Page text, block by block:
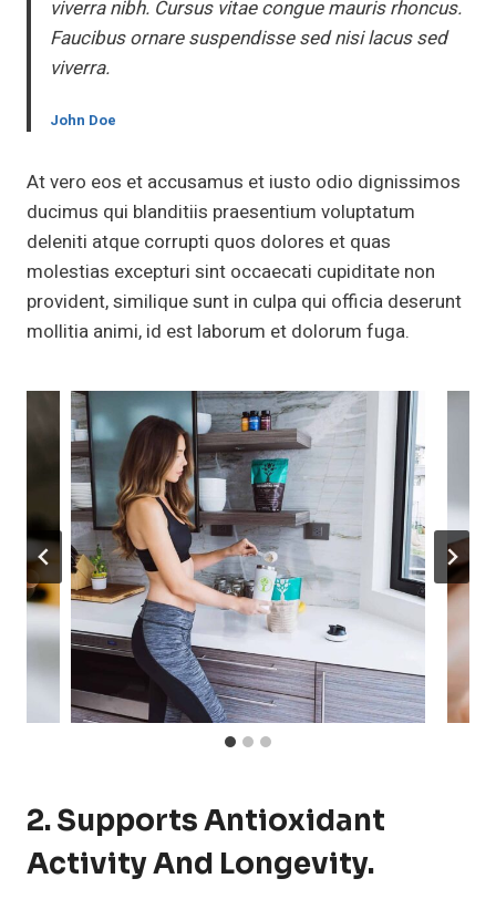
viverra nibh. Cursus vitae congue mauris rhoncus.
Faucibus ornare suspendisse sed nisi lacus sed
viverra.
John Doe
At vero eos et accusamus et iusto odio dignissimos
ducimus qui blanditiis praesentium voluptatum
deleniti atque corrupti quos dolores et quas
molestias excepturi sint occaecati cupiditate non
provident, similique sunt in culpa qui officia deserunt
mollitia animi, id est laborum et dolorum fuga.
2. Supports Antioxidant
Activity And Longevity.